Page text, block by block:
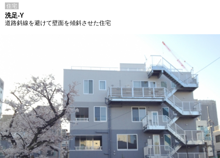
住宅
洗足-Y
道路斜線を避けて壁面を傾斜させた住宅